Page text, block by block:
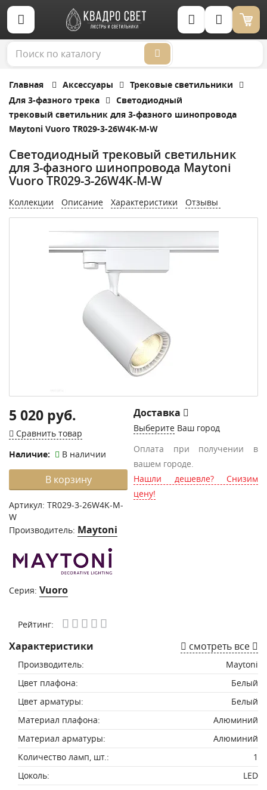
Корзина (0)
Главная Аксессуары
Трековые светильники
Для 3-фазного трека
Светодиодный
трековый светильник для 3-фазного шинопровода
Maytoni Vuoro TR029-3-26W4K-M-W
Светодиодный трековый светильник
для 3-фазного шинопровода Maytoni
Vuoro TR029-3-26W4K-M-W
Коллекции Описание Характеристики Отзывы
5 020 руб.
Сравнить товар
Наличие:
В наличии
В корзину
Артикул: TR029-3-26W4K-M-
W
Производитель: Maytoni
Серия: Vuoro
Доставка
Выберите Ваш город
Оплата при получении в
вашем городе.
Нашли дешевле? Снизим
цену!
Рейтинг:
Характеристики смотреть все
Производитель:
Maytoni
Цвет плафона:
Белый
Цвет арматуры:
Белый
Материал плафона:
Алюминий
Материал арматуры:
Алюминий
Количество ламп, шт.:
1
Цоколь:
LED